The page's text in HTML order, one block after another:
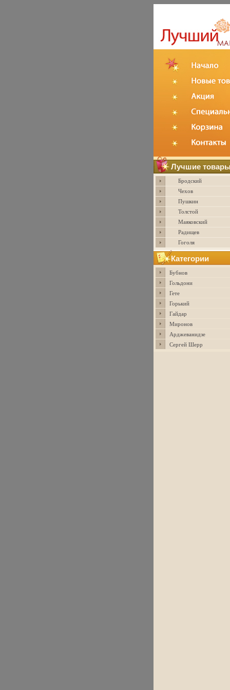
Лучшие товары
Бродский
Чехов
Пушкин
Толстой
Маяковский
Радищев
Гоголя
Категории
Бубнов
Гольдони
Гете
Горький
Гайдар
Миронов
Арджеванидзе
Сергей Шерр